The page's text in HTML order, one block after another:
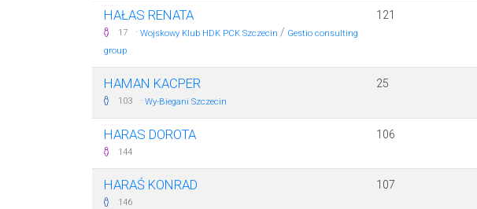
HAŁAS RENATA
17 · Wojskowy Klub HDK PCK Szczecin / Gestio consulting
group
121
HAMAN KACPER
103 · Wy-Biegani Szczecin
25
HARAS DOROTA
144
106
HARAŚ KONRAD
146
107